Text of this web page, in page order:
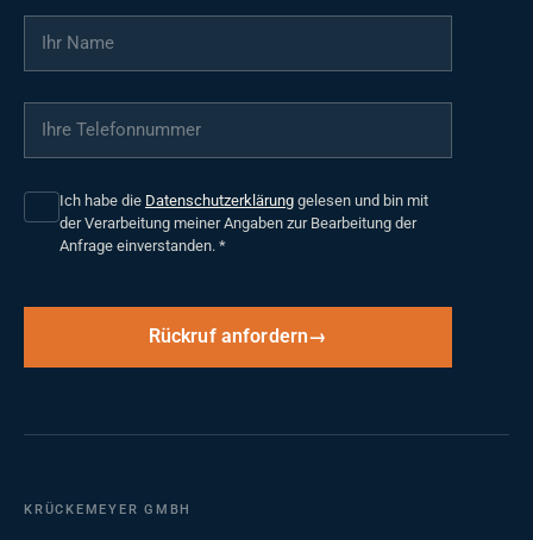
Ihr Name
Ihre Telefonnummer
Ich habe die Datenschutzerklärung gelesen und bin mit
der Verarbeitung meiner Angaben zur Bearbeitung der
Anfrage einverstanden. *
Rückruf anfordern
KRÜCKEMEYER GMBH